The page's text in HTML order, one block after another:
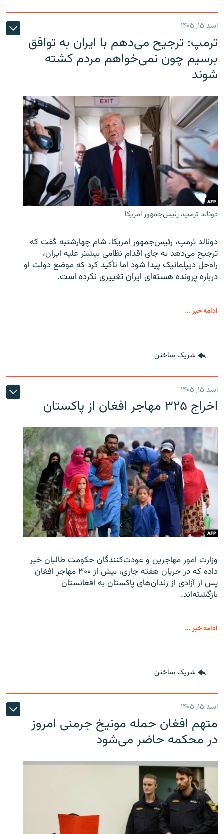
اسد ۱۵, ۱۴۰۵
ترمپ: ترجیح می‌دهم با ایران به توافق
برسیم چون نمی‌خواهم مردم کشته
شوند
دونالد ترمپ، رئیس‌جمهور امریکا
دونالد ترمپ، رئیس‌جمهور امریکا، شام چهارشنبه گفت که
ترجیح می‌دهد به جای اقدام نظامی بیشتر علیه ایران،
راه‌حل دیپلماتیک پیدا شود اما تأکید کرد که موضع دولت او
درباره پرونده هسته‌ای ایران تغییری نکرده است.
ادامه خبر ...
شریک ساختن
اسد ۱۵, ۱۴۰۵
اخراج ۳۲۵ مهاجر افغان از پاکستان
وزارت امور مهاجرین و عودت‌کنندگان حکومت طالبان خبر
داده که در جریان هفته جاری، بیش از ۳۰۰ مهاجر افغان
پس از آزادی از زندان‌های پاکستان به افغانستان
بازگشته‌اند.
ادامه خبر ...
شریک ساختن
اسد ۱۵, ۱۴۰۵
متهم افغان حمله مونیخ جرمنی امروز
در محکمه حاضر می‌شود